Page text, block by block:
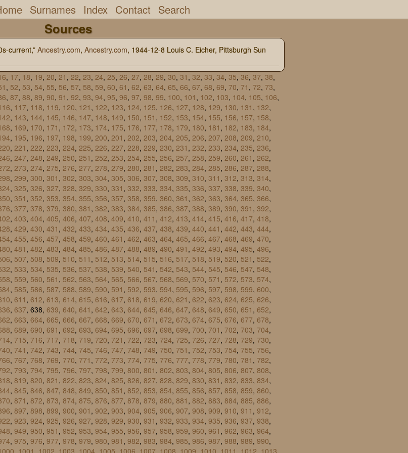
Surnames Index Contact Search
Sources
current,”Ancestry.com, Ancestry.com, 1944-12-8 Louis C. Eicher, Pittsburgh Sun
, 17, 18, 19, 20, 21 , 22, 23, 24, 25, 26, 27, 28, 29, 30, 31 , 32, 33, 34, 35, 36, 37, 38,
, 52, 53, 54, 55, 56, 57, 58, 59, 60, 61 , 62, 63, 64, 65, 66, 67, 68, 69, 70, 71 , 72, 73,
, 87, 88, 89, 90, 91 , 92, 93, 94, 95, 96, 97, 98, 99, 100, 101 , 102, 103, 104, 105, 106,
, 117, 118, 119, 120, 121 , 122, 123, 124, 125, 126, 127, 128, 129, 130, 131 , 132,
, 143, 144, 145, 146, 147, 148, 149, 150, 151 , 152, 153, 154, 155, 156, 157, 158,
, 169, 170, 171 , 172, 173, 174, 175, 176, 177, 178, 179, 180, 181 , 182, 183, 184,
, 195, 196, 197, 198, 199, 200, 201 , 202, 203, 204, 205, 206, 207, 208, 209, 210,
, 221 , 222, 223, 224, 225, 226, 227, 228, 229, 230, 231 , 232, 233, 234, 235, 236,
, 247, 248, 249, 250, 251 , 252, 253, 254, 255, 256, 257, 258, 259, 260, 261 , 262,
, 273, 274, 275, 276, 277, 278, 279, 280, 281 , 282, 283, 284, 285, 286, 287, 288,
, 299, 300, 301 , 302, 303, 304, 305, 306, 307, 308, 309, 310, 311 , 312, 313, 314,
, 325, 326, 327, 328, 329, 330, 331 , 332, 333, 334, 335, 336, 337, 338, 339, 340,
, 351 , 352, 353, 354, 355, 356, 357, 358, 359, 360, 361 , 362, 363, 364, 365, 366,
, 377, 378, 379, 380, 381 , 382, 383, 384, 385, 386, 387, 388, 389, 390, 391 , 392,
, 403, 404, 405, 406, 407, 408, 409, 410, 411 , 412, 413, 414, 415, 416, 417, 418,
, 429, 430, 431 , 432, 433, 434, 435, 436, 437, 438, 439, 440, 441 , 442, 443, 444,
, 455, 456, 457, 458, 459, 460, 461 , 462, 463, 464, 465, 466, 467, 468, 469, 470,
, 481 , 482, 483, 484, 485, 486, 487, 488, 489, 490, 491 , 492, 493, 494, 495, 496,
, 507, 508, 509, 510, 511 , 512, 513, 514, 515, 516, 517, 518, 519, 520, 521 , 522,
, 533, 534, 535, 536, 537, 538, 539, 540, 541 , 542, 543, 544, 545, 546, 547, 548,
, 559, 560, 561 , 562, 563, 564, 565, 566, 567, 568, 569, 570, 571 , 572, 573, 574,
, 585, 586, 587, 588, 589, 590, 591 , 592, 593, 594, 595, 596, 597, 598, 599, 600,
, 611 , 612, 613, 614, 615, 616, 617, 618, 619, 620, 621 , 622, 623, 624, 625, 626,
, 637, 638, 639, 640, 641 , 642, 643, 644, 645, 646, 647, 648, 649, 650, 651 , 652,
, 663, 664, 665, 666, 667, 668, 669, 670, 671 , 672, 673, 674, 675, 676, 677, 678,
, 689, 690, 691 , 692, 693, 694, 695, 696, 697, 698, 699, 700, 701 , 702, 703, 704,
, 715, 716, 717, 718, 719, 720, 721 , 722, 723, 724, 725, 726, 727, 728, 729, 730,
, 741 , 742, 743, 744, 745, 746, 747, 748, 749, 750, 751 , 752, 753, 754, 755, 756,
, 767, 768, 769, 770, 771 , 772, 773, 774, 775, 776, 777, 778, 779, 780, 781 , 782,
, 793, 794, 795, 796, 797, 798, 799, 800, 801 , 802, 803, 804, 805, 806, 807, 808,
, 819, 820, 821 , 822, 823, 824, 825, 826, 827, 828, 829, 830, 831 , 832, 833, 834,
, 845, 846, 847, 848, 849, 850, 851 , 852, 853, 854, 855, 856, 857, 858, 859, 860,
, 871 , 872, 873, 874, 875, 876, 877, 878, 879, 880, 881 , 882, 883, 884, 885, 886,
, 897, 898, 899, 900, 901 , 902, 903, 904, 905, 906, 907, 908, 909, 910, 911 , 912,
, 923, 924, 925, 926, 927, 928, 929, 930, 931 , 932, 933, 934, 935, 936, 937, 938,
, 949, 950, 951 , 952, 953, 954, 955, 956, 957, 958, 959, 960, 961 , 962, 963, 964,
, 975, 976, 977, 978, 979, 980, 981 , 982, 983, 984, 985, 986, 987, 988, 989, 990,
1001 1002 1003 1004 1005 1006 1007 1008 1009 1010 1011 1012 1013